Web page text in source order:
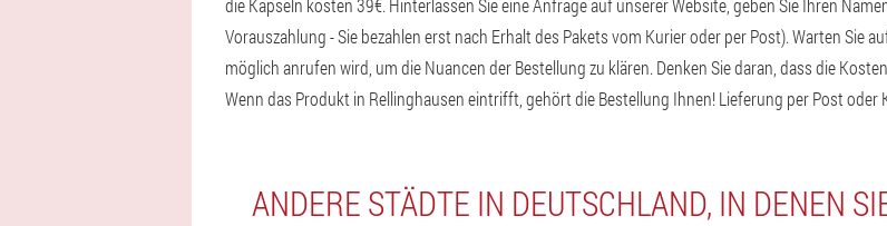
die Kapseln kosten 39€. Hinterlassen Sie eine Anfrage auf unserer Website, geben Sie Ihren
Vorauszahlung - Sie bezahlen erst nach Erhalt des Pakets vom Kurier oder per Post). Warten Sie
möglich anrufen wird, um die Nuancen der Bestellung zu klären. Denken Sie daran, dass die
Wenn das Produkt in Rellinghausen eintrifft, gehört die Bestellung Ihnen! Lieferung per Post oder
ANDERE STÄDTE IN DEUTSCHLAND, IN DENEN